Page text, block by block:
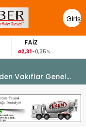
Giriş
Yap
FAİZ
42,31-0,35%
Vakıflar Genel